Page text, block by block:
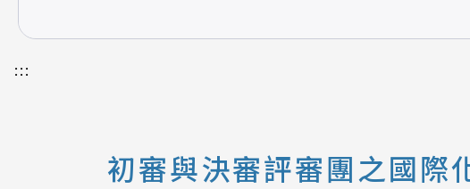
:::
初審與決審評審團之國際